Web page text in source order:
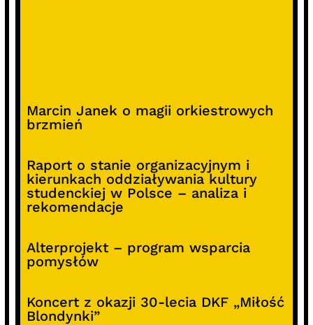
Marcin Janek o magii orkiestrowych
brzmień
Raport o stanie organizacyjnym i
kierunkach oddziaływania kultury
studenckiej w Polsce – analiza i
rekomendacje
Alterprojekt – program wsparcia
pomysłów
Koncert z okazji 30-lecia DKF „Miłość
Blondynki”